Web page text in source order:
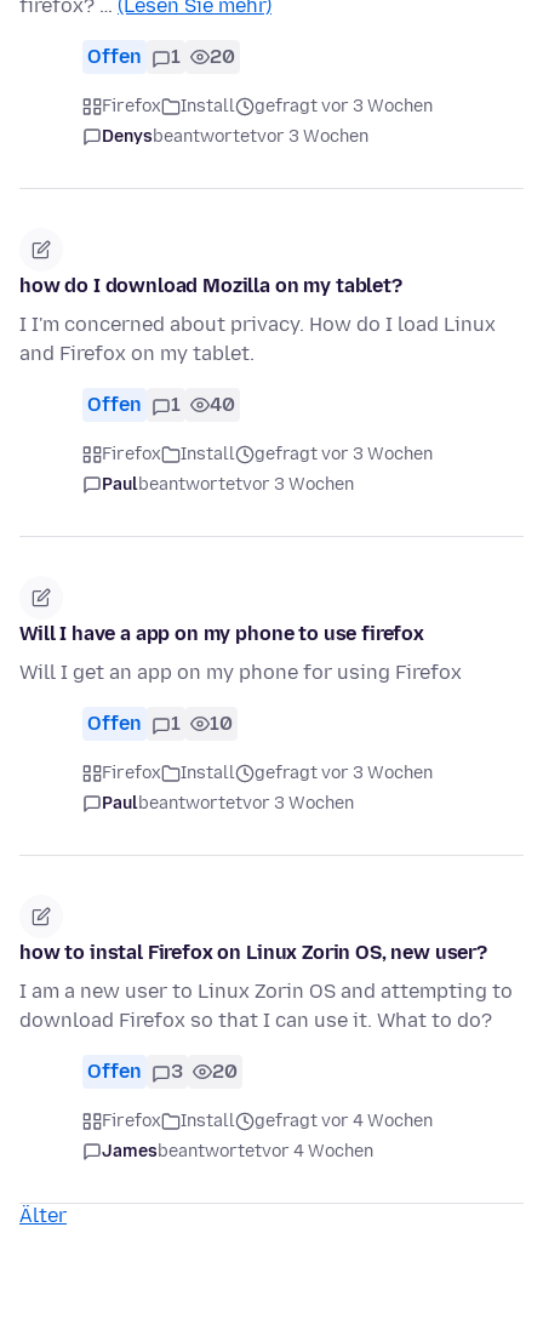
firefox? … (Lesen Sie mehr)
Offen 1 20
Firefox Install
gefragt vor 3 Wochen
Denysbeantwortetvor 3 Wochen
how do I download Mozilla on my tablet?
I I'm concerned about privacy. How do I load Linux
and Firefox on my tablet.
Offen 1 40
Firefox Install
gefragt vor 3 Wochen
Paulbeantwortetvor 3 Wochen
Will I have a app on my phone to use firefox
Will I get an app on my phone for using Firefox
Offen 1 10
Firefox Install
gefragt vor 3 Wochen
Paulbeantwortetvor 3 Wochen
how to instal Firefox on Linux Zorin OS, new user?
I am a new user to Linux Zorin OS and attempting to
download Firefox so that I can use it. What to do?
Offen 3 20
Firefox Install
gefragt vor 4 Wochen
Jamesbeantwortetvor 4 Wochen
Älter